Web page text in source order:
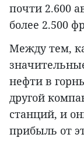
почти 2.600
более 2.500
Между тем,
нефти в
другой
станций, и
прибыль от